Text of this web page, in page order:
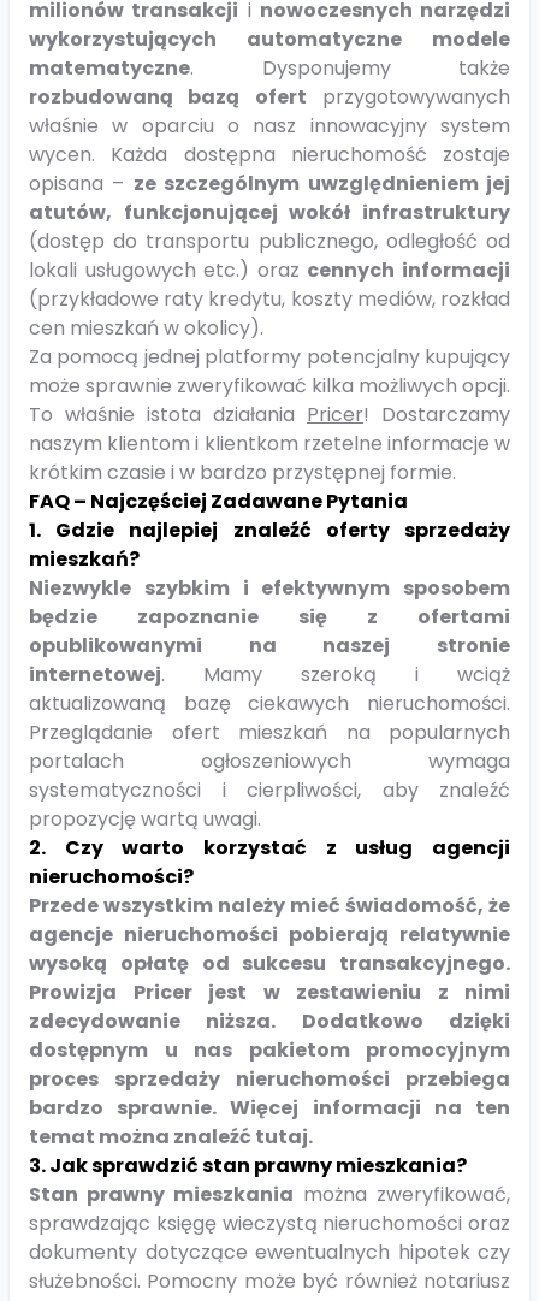
milionów transakcji i nowoczesnych narzędzi
wykorzystujących automatyczne modele
matematyczne. Dysponujemy także
rozbudowaną bazą ofert przygotowywanych
właśnie w oparciu o nasz innowacyjny system
wycen. Każda dostępna nieruchomość zostaje
opisana – ze szczególnym uwzględnieniem jej
atutów, funkcjonującej wokół infrastruktury
(dostęp do transportu publicznego, odległość od
lokali usługowych etc.) oraz cennych informacji
(przykładowe raty kredytu, koszty mediów, rozkład
cen mieszkań w okolicy).
Za pomocą jednej platformy potencjalny kupujący
może sprawnie zweryfikować kilka możliwych opcji.
To właśnie istota działania Pricer! Dostarczamy
naszym klientom i klientkom rzetelne informacje w
krótkim czasie i w bardzo przystępnej formie.
FAQ – Najczęściej Zadawane Pytania
1. Gdzie najlepiej znaleźć oferty sprzedaży
mieszkań?
Niezwykle szybkim i efektywnym sposobem
będzie zapoznanie się z ofertami
opublikowanymi na naszej stronie
internetowej. Mamy szeroką i wciąż
aktualizowaną bazę ciekawych nieruchomości.
Przeglądanie ofert mieszkań na popularnych
portalach ogłoszeniowych wymaga
systematyczności i cierpliwości, aby znaleźć
propozycję wartą uwagi.
2. Czy warto korzystać z usług agencji
nieruchomości?
Przede wszystkim należy mieć świadomość, że
agencje nieruchomości pobierają relatywnie
wysoką opłatę od sukcesu transakcyjnego.
Prowizja Pricer jest w zestawieniu z nimi
zdecydowanie niższa. Dodatkowo dzięki
dostępnym u nas pakietom promocyjnym
proces sprzedaży nieruchomości przebiega
bardzo sprawnie. Więcej informacji na ten
temat można znaleźć tutaj.
3. Jak sprawdzić stan prawny mieszkania?
Stan prawny mieszkania można zweryfikować,
sprawdzając księgę wieczystą nieruchomości oraz
dokumenty dotyczące ewentualnych hipotek czy
służebności. Pomocny może być również notariusz